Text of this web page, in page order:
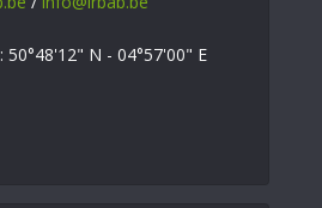
50°48'12" N - 04°57'00" E